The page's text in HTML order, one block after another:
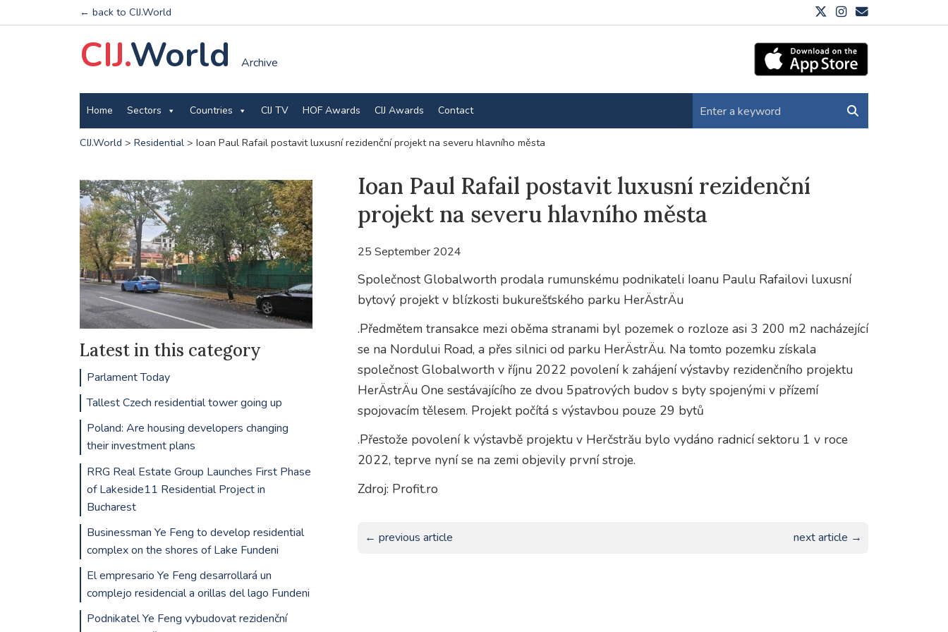
← back to CIJ.World
CIJ.World Archive
Home Sectors Countries CIJ TV HOF Awards CIJ Awards Contact
CIJ.World > Residential> Ioan Paul Rafail postavit luxusní rezidenční projekt na severu hlavního města
Ioan Paul Rafail postavit luxusní rezidenční
projekt na severu hlavního města
25 September 2024
Společnost Globalworth prodala rumunskému podnikateli Ioanu Paulu Rafailovi luxusní
bytový projekt v blízkosti bukurešťského parku HerÄstrÄu
.Předmětem transakce mezi oběma stranami byl pozemek o rozloze asi 3 200 m2 nacházející
se na Nordului Road, a přes silnici od parku HerÄstrÄu. Na tomto pozemku získala
společnost Globalworth v říjnu 2022 povolení k zahájení výstavby rezidenčního projektu
HerÄstrÄu One sestávajícího ze dvou 5patrových budov s byty spojenými v přízemí
spojovacím tělesem. Projekt počítá s výstavbou pouze 29 bytů
.Přestože povolení k výstavbě projektu v Herčstrău bylo vydáno radnicí sektoru 1 v roce
2022, teprve nyní se na zemi objevily první stroje.
Zdroj: Profit.ro
← previous article next article →
Latest in this category
Parlament Today
Tallest Czech residential tower going up
Poland: Are housing developers changing
their investment plans
RRG Real Estate Group Launches First Phase
of Lakeside11 Residential Project in
Bucharest
Businessman Ye Feng to develop residential
complex on the shores of Lake Fundeni
El empresario Ye Feng desarrollará un
complejo residencial a orillas del lago Fundeni
Podnikatel Ye Feng vybudovat rezidenční